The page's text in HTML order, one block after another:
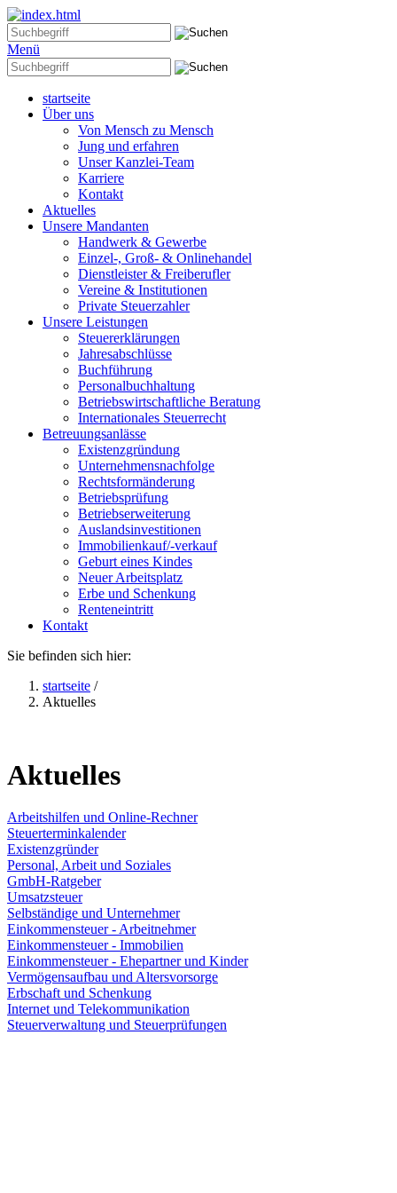
Menü
startseite
Über uns
Von Mensch zu Mensch
Jung und erfahren
Unser Kanzlei-Team
Karriere
Kontakt
Aktuelles
Unsere Mandanten
Handwerk & Gewerbe
Einzel-, Groß- & Onlinehandel
Dienstleister & Freiberufler
Vereine & Institutionen
Private Steuerzahler
Unsere Leistungen
Steuererklärungen
Jahresabschlüsse
Buchführung
Personalbuchhaltung
Betriebswirtschaftliche Beratung
Internationales Steuerrecht
Betreuungsanlässe
Existenzgründung
Unternehmensnachfolge
Rechtsformänderung
Betriebsprüfung
Betriebserweiterung
Auslandsinvestitionen
Immobilienkauf/-verkauf
Geburt eines Kindes
Neuer Arbeitsplatz
Erbe und Schenkung
Renteneintritt
Kontakt
Sie befinden sich hier:
startseite /
Aktuelles
Aktuelles
Arbeitshilfen und Online-Rechner
Steuerterminkalender
Existenzgründer
Personal, Arbeit und Soziales
GmbH-Ratgeber
Umsatzsteuer
Selbständige und Unternehmer
Einkommensteuer - Arbeitnehmer
Einkommensteuer - Immobilien
Einkommensteuer - Ehepartner und Kinder
Vermögensaufbau und Altersvorsorge
Erbschaft und Schenkung
Internet und Telekommunikation
Steuerverwaltung und Steuerprüfungen